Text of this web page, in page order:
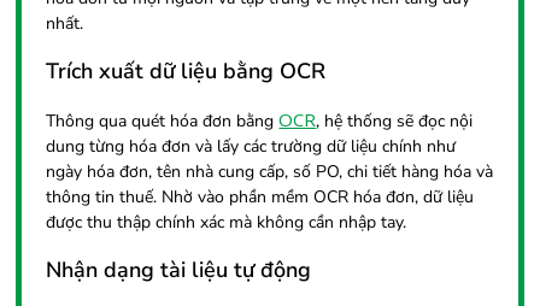
nhất.
Trích xuất dữ liệu bằng OCR
Thông qua quét hóa đơn bằngOCR, hệ thống sẽ đọc nội
dung từng hóa đơn và lấy các trường dữ liệu chính như
ngày hóa đơn, tên nhà cung cấp, số PO, chi tiết hàng hóa và
thông tin thuế. Nhờ vào phần mềm OCR hóa đơn, dữ liệu
được thu thập chính xác mà không cần nhập tay.
Nhận dạng tài liệu tự động